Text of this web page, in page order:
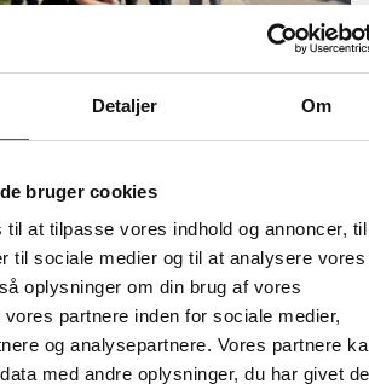
Detaljer Om
bruger cookies
til at tilpasse vores indhold og annoncer,
til sociale medier og til at analysere vores
oplysninger om din brug af vores
partnere inden for sociale medier,
og analysepartnere. Vores partnere
med andre oplysninger, du har givet
efterlyser
om fri rörlighet